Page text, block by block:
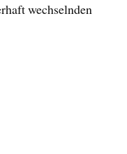
wechselnden